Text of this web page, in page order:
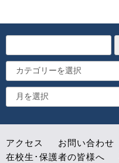
アクセス お問い合わせ
在校生･保護者の皆様へ